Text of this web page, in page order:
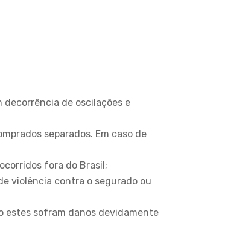
decorrência de oscilações e
separados. Em caso de
fora do Brasil;
violência contra o segurado ou
estes sofram danos devidamente